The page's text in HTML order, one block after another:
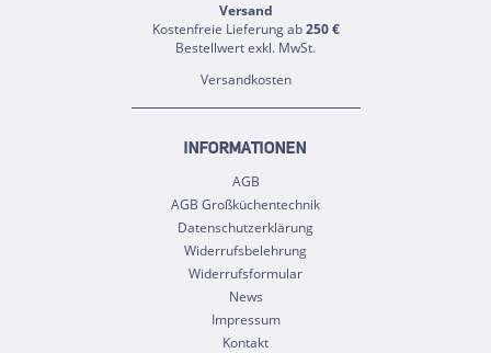
Versand
Kostenfreie Lieferung ab250 €
Bestellwert exkl. MwSt.
Versandkosten
INFORMATIONEN
AGB
AGB Großküchentechnik
Datenschutzerklärung
Widerrufsbelehrung
Widerrufsformular
News
Impressum
Kontakt